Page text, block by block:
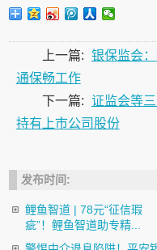
上一篇: 银保监会
通保畅工作
下一篇: 证监会等
持有上市公司股份
发布时间:
鲤鱼智道 | 78元“征信瑕
疵”！鲤鱼智道助专精...